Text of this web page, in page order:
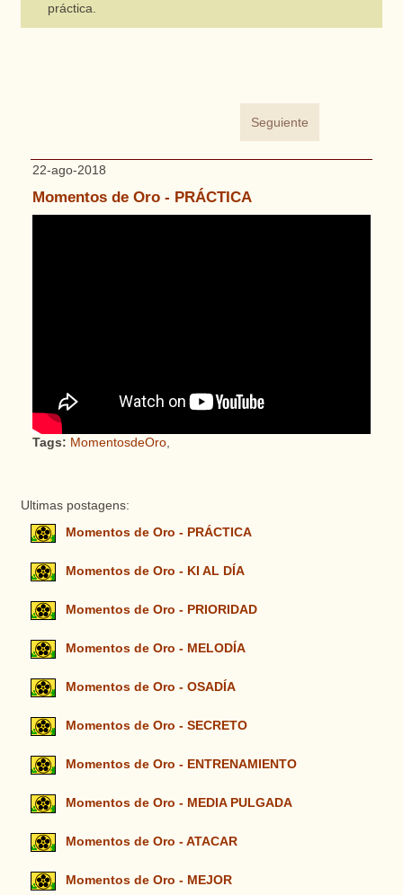
práctica.
Seguiente
22-ago-2018
Momentos de Oro - PRÁCTICA
Tags: MomentosdeOro,
Ultimas postagens:
Momentos de Oro - PRÁCTICA
Momentos de Oro - KI AL DÍA
Momentos de Oro - PRIORIDAD
Momentos de Oro - MELODÍA
Momentos de Oro - OSADÍA
Momentos de Oro - SECRETO
Momentos de Oro - ENTRENAMIENTO
Momentos de Oro - MEDIA PULGADA
Momentos de Oro - ATACAR
Momentos de Oro - MEJOR